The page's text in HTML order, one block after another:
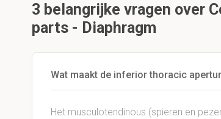
3 belangrijke vragen over
parts - Diaphragm
Wat maakt de inferior thoracic
Het musculotendinous (spieren en